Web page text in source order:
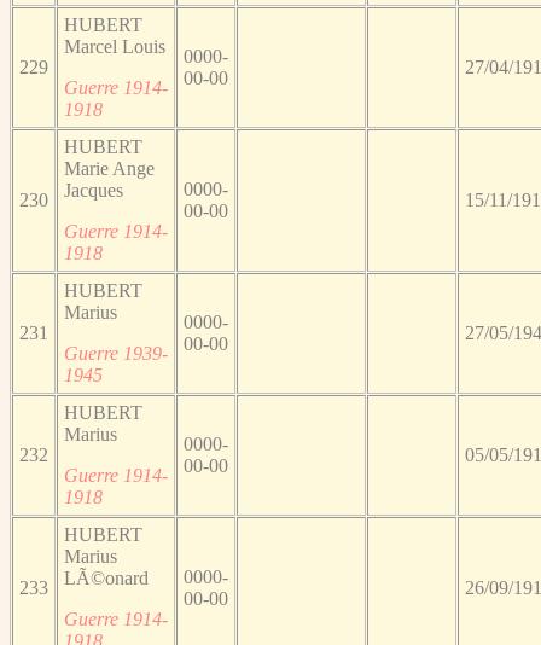
229
HUBERT
Marcel Louis
Guerre 1914-
1918
0000-
00-00
27/04/
230
HUBERT
Marie Ange
Jacques
Guerre 1914-
1918
0000-
00-00
15/11/
231
HUBERT
Marius
Guerre 1939-
1945
0000-
00-00
27/05/
232
HUBERT
Marius
Guerre 1914-
1918
0000-
00-00
05/05/
233
HUBERT
Marius
LÃ©onard
Guerre 1914-
0000-
00-00
26/09/